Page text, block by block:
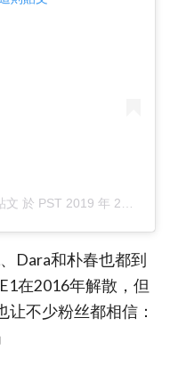
文 於 PST 2019 年 2月 月 4 日 上午 10:03
Dara和朴春也都到
在2016年解散，但
不少粉丝都相信：